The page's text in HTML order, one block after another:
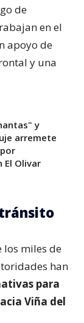
de
en el
apoyo de
y una
y
arremete
El Olivar
los miles de
han
para
Viña del